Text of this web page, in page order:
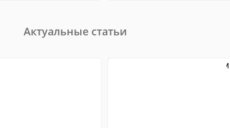
Актуальные статьи